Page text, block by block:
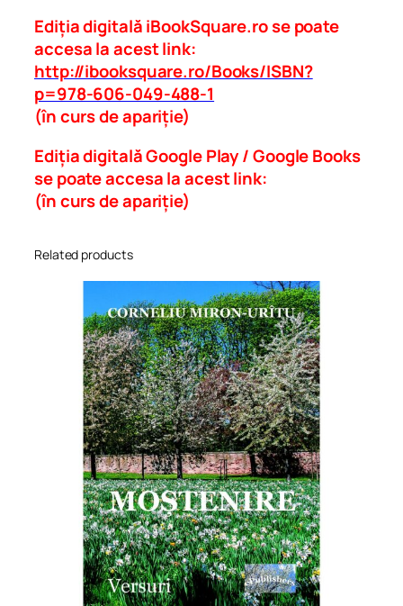
Ediția digitală iBookSquare.ro se poate
accesa la acest link:
http://ibooksquare.ro/Books/ISBN?
p=978-606-049-488-1
(în curs de apariție)
Ediția digitală Google Play / Google Books
se poate accesa la acest link:
(în curs de apariție)
Related products